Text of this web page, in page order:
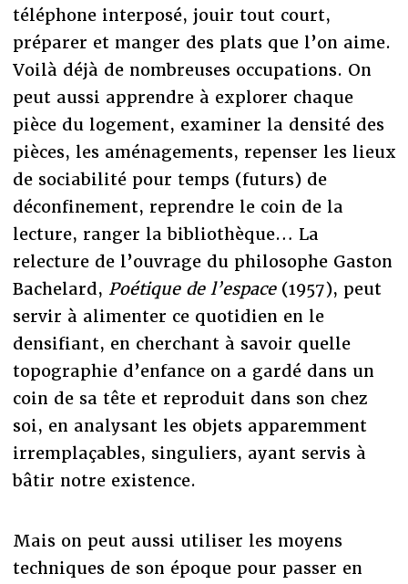
téléphone interposé, jouir tout court,
préparer et manger des plats que l’on aime.
Voilà déjà de nombreuses occupations. On
peut aussi apprendre à explorer chaque
pièce du logement, examiner la densité des
pièces, les aménagements, repenser les lieux
de sociabilité pour temps (futurs) de
déconfinement, reprendre le coin de la
lecture, ranger la bibliothèque… La
relecture de l’ouvrage du philosophe Gaston
Bachelard, Poétique de l’espace(1957), peut
servir à alimenter ce quotidien en le
densifiant, en cherchant à savoir quelle
topographie d’enfance on a gardé dans un
coin de sa tête et reproduit dans son chez
soi, en analysant les objets apparemment
irremplaçables, singuliers, ayant servis à
bâtir notre existence.
Mais on peut aussi utiliser les moyens
techniques de son époque pour passer en